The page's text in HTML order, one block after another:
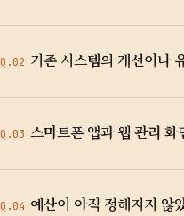
Q.02 기존 시스템의 개선이나
템의 조사, 개선, 서버
Q.03 스마트폰 앱과 웹 관리
기반까지 일관되게 설
Q.04 예산이 아직 정해지지 않